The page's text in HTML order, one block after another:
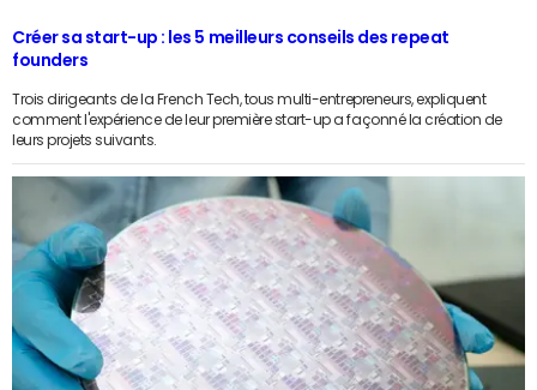
Créer sa start-up : les 5 meilleurs conseils des repeat
founders
Trois dirigeants de la French Tech, tous multi-entrepreneurs, expliquent
comment l'expérience de leur première start-up a façonné la création de
leurs projets suivants.